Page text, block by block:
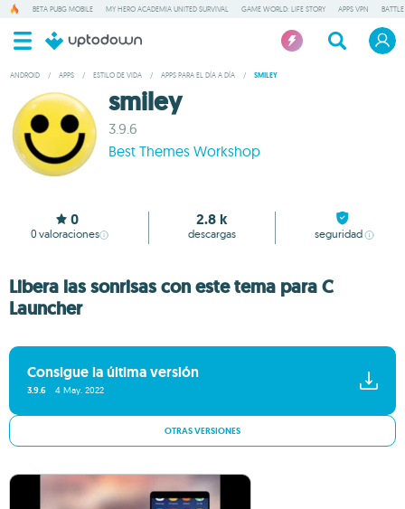
BETA PUBG MOBILE MY HERO ACADEMIA UNITED SURVIVAL GAME WORLD: LIFE STORY APPS VPN
ANDROID / APPS / ESTILO DE VIDA / APPS PARA EL DÍA A DÍA / SMILEY
smiley
3.9.6
Best Themes Workshop
0
0 valoraciones
2.8 k
descargas seguridad
Libera las sonrisas con este tema para C
Launcher
Consigue la última versión
3.9.6 4 May. 2022
OTRAS VERSIONES